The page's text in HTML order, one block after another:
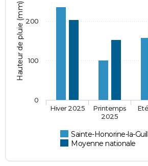
Hauteur de pluie (mm)
Sainte-Honorine-la-
Moyenne nationale
Hiver 2025
Printemps
2025
0
100
200